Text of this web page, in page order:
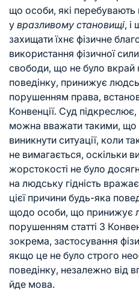
що особи, які
у вразливому становищі, і
захищати їхнє фізичне
використання фізичної
свободи, що не було вкрай
поведінку, принижує
порушенням права,
Конвенції. Суд
можна вважати такими,
виникнути ситуації, коли
не вимагається, оскільки
жорстокості не було
на людську гідність
цієї причини будь-яка
щодо особи, що принижує
порушенням статті 3
зокрема, застосування
якщо це не було строго
поведінку, незалежно від
йде мова.